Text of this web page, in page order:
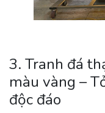
3. Tranh đá
màu vàng –
độc đáo